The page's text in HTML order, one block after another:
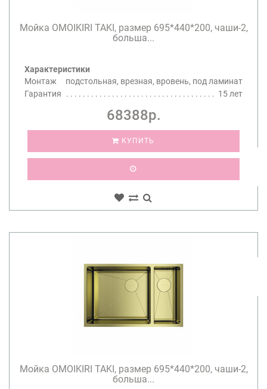
Мойка OMOIKIRI TAKI, размер 695*440*200, чаши-2,
больша...
Характеристики
Монтаж
подстольная, врезная, вровень, под ламинат
Гарантия
15 лет
68388р.
КУПИТЬ
Мойка OMOIKIRI TAKI, размер 695*440*200, чаши-2,
больша...